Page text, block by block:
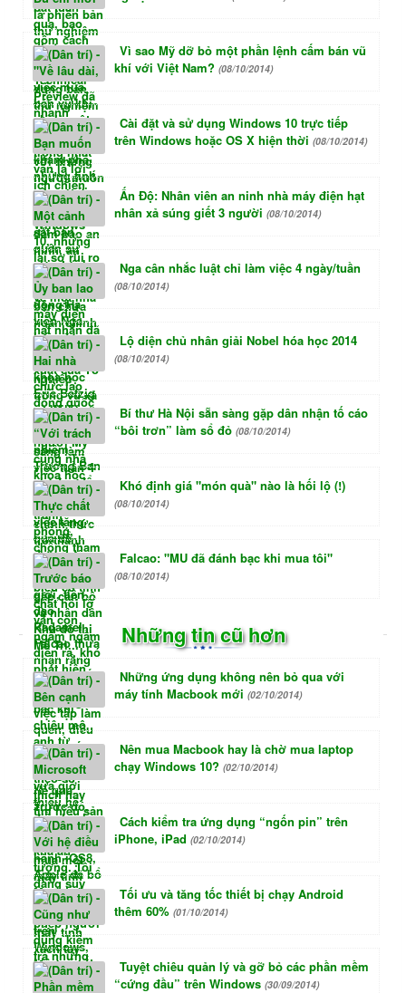
Vì sao Mỹ dỡ bỏ một phần lệnh cấm bán vũ
khí với Việt Nam? (08/10/2014)
Cài đặt và sử dụng Windows 10 trực tiếp
trên Windows hoặc OS X hiện thời (08/10/2014)
Ấn Độ: Nhân viên an ninh nhà máy điện hạt
nhân xả súng giết 3 người (08/10/2014)
Nga cân nhắc luật chỉ làm việc 4 ngày/tuần
(08/10/2014)
Lộ diện chủ nhân giải Nobel hóa học 2014
(08/10/2014)
Bí thư Hà Nội sẵn sàng gặp dân nhận tố cáo
“bôi trơn” làm sổ đỏ (08/10/2014)
Khó định giá "món quà" nào là hối lộ (!)
(08/10/2014)
Falcao: "MU đã đánh bạc khi mua tôi"
(08/10/2014)
Những tin cũ hơn
Những ứng dụng không nên bỏ qua với
máy tính Macbook mới (02/10/2014)
Nên mua Macbook hay là chờ mua laptop
chạy Windows 10? (02/10/2014)
Cách kiểm tra ứng dụng “ngốn pin” trên
iPhone, iPad (02/10/2014)
Tối ưu và tăng tốc thiết bị chạy Android
thêm 60% (01/10/2014)
Tuyệt chiêu quản lý và gỡ bỏ các phần mềm
“cứng đầu” trên Windows (30/09/2014)